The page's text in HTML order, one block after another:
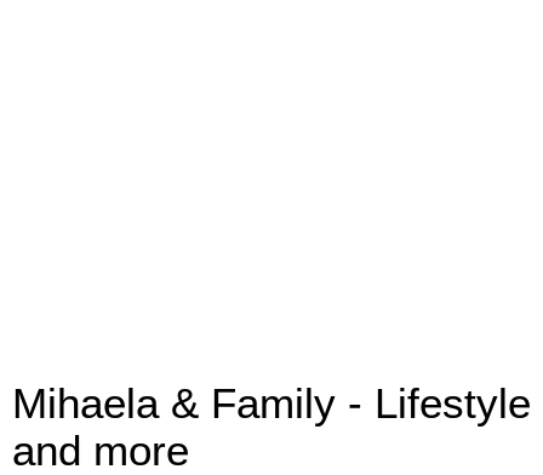
Mihaela & Family - Lifestyle
and more